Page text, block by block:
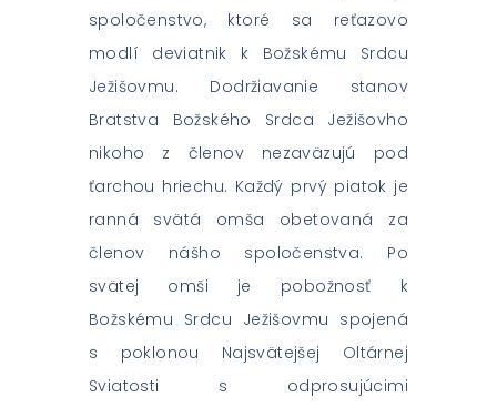
spoločenstvo, ktoré sa reťazovo
modlí deviatnik k Božskému Srdcu
Ježišovmu. Dodržiavanie stanov
Bratstva Božského Srdca Ježišovho
nikoho z členov nezaväzujú pod
ťarchou hriechu. Každý prvý piatok je
ranná svätá omša obetovaná za
členov nášho spoločenstva. Po
svätej omši je pobožnosť k
Božskému Srdcu Ježišovmu spojená
s poklonou Najsvätejšej Oltárnej
Sviatosti s odprosujúcimi